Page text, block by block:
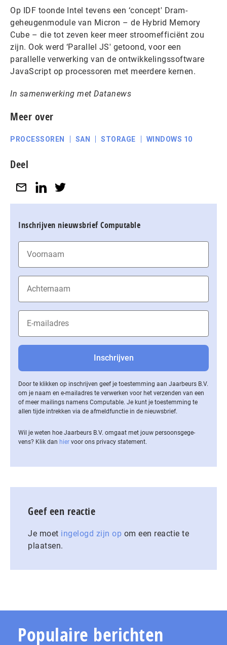
Op IDF toonde Intel tevens een ‘concept' Dram-
geheugenmodule van Micron – de Hybrid Memory
Cube – die tot zeven keer meer stroomefficiënt zou
zijn. Ook werd ‘Parallel JS' getoond, voor een
parallelle verwerking van de ontwikkelingssoftware
JavaScript op processoren met meerdere kernen.
In samenwerking met Datanews
Meer over
PROCESSOREN SAN STORAGE WINDOWS 10
Deel
Inschrijven nieuwsbrief Computable
Door te klikken op inschrijven geef je toestemming aan Jaarbeurs B.V.
om je naam en e-mailadres te verwerken voor het verzenden van een
of meer mailings namens Computable. Je kunt je toestemming te
allen tijde intrekken via de af­meld­func­tie in de nieuwsbrief.
Wil je weten hoe Jaarbeurs B.V. omgaat met jouw per­soons­ge­ge­
vens? Klik dan hier voor ons privacy statement.
Geef een reactie
Je moet ingelogd zijn op om een reactie te
plaatsen.
Populaire berichten